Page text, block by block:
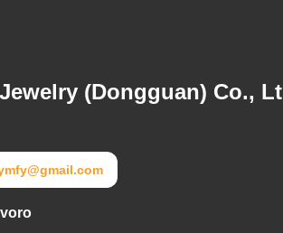
(Dongguan) Co.,